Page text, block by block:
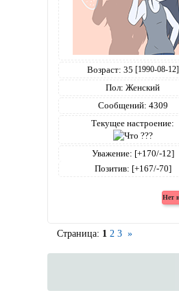
Возраст: 35 [1990-08-12]
Пол: Женский
Сообщений: 4309
Текущее настроение:
Уважение: [+170/-12]
Позитив: [+167/-70]
Страница: 1 2 3 »